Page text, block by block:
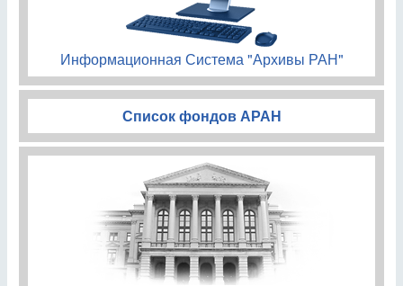
Информационная Система "Архивы РАН"
Список фондов АРАН